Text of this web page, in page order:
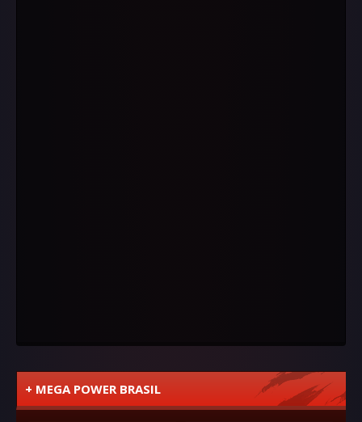
+ MEGA POWER BRASIL